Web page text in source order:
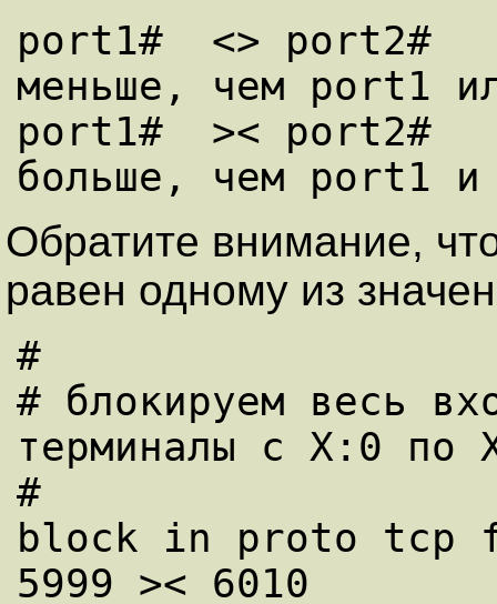
port1#  <> port2#
меньше, чем port1
port1#  >< port2#
Обратите внимание,
равен одному из
#
# блокируем весь
терминалы c X:0 по
#
block in proto tcp
5999 >< 6010